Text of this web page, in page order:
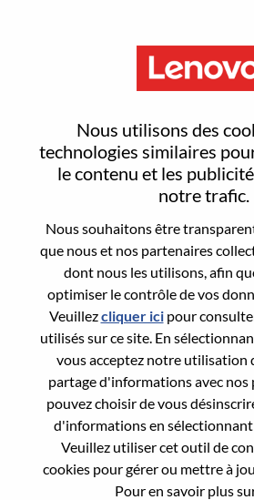
Nous utilisons des
technologies similaires
le contenu et les
notre trafic.
Nous souhaitons être
que nous et nos partenaires
dont nous les utilisons, afin
optimiser le contrôle de vos
Veuillezcliquer icipour
utilisés sur ce site. En
vous acceptez notre utilisation
partage d'informations avec nos
pouvez choisir de vous
d'informations en sélectionnant
Veuillez utiliser cet outil de
cookies pour gérer ou mettre à
Pour en savoir plus
Reset password
Are you sure you want
Enter the email address
account, then click
We will email you a link to
password.
Reset password with your e-mail
E-mail*